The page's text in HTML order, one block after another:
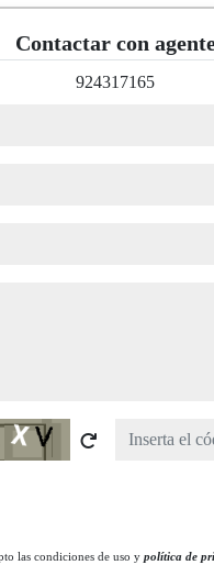
Contactar con
924317165
las condiciones de uso y política de